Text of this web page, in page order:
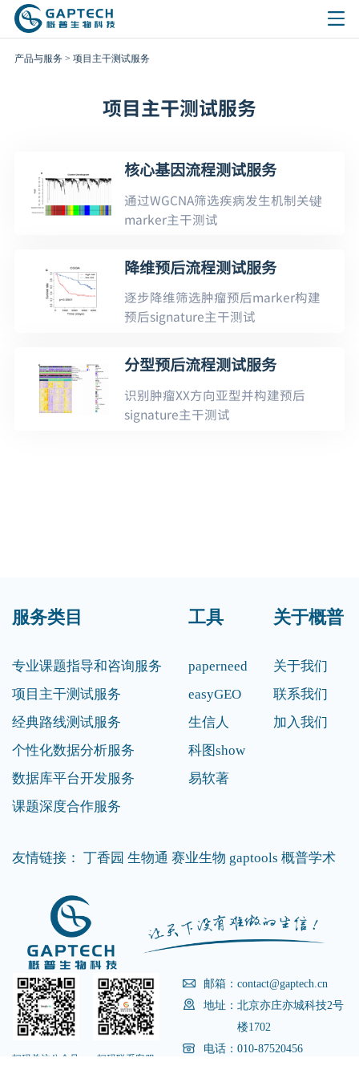
产品与服务 > 项目主干测试服务
项目主干测试服务
核心基因流程测试服务
通过WGCNA筛选疾病发生机制关键
marker主干测试
降维预后流程测试服务
逐步降维筛选肿瘤预后marker构建
预后signature主干测试
分型预后流程测试服务
识别肿瘤XX方向亚型并构建预后
signature主干测试
服务类目
专业课题指导和咨询服务
项目主干测试服务
经典路线测试服务
个性化数据分析服务
数据库平台开发服务
课题深度合作服务
工具
paperneed
easyGEO
生信人
科图show
易软著
关于概普
关于我们
联系我们
加入我们
友情链接：丁香园 生物通 赛业生物 gaptools 概普学术
扫码关注公众号 扫码联系客服
邮箱：contact@gaptech.cn
地址：北京亦庄亦城科技2号
楼1702
电话：010-87520456